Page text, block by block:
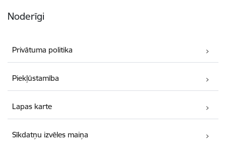
Noderīgi
Privātuma politika
Piekļūstamība
Lapas karte
Sīkdatņu izvēles maiņa